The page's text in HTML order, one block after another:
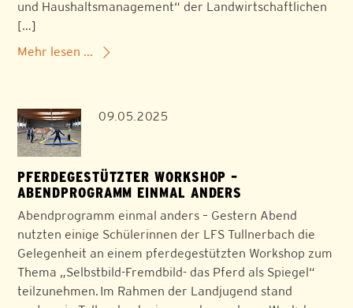
und Haushaltsmanagement“ der Landwirtschaftlichen
[…]
Mehr lesen ...
09.05.2025
PFERDEGESTÜTZTER WORKSHOP –
ABENDPROGRAMM EINMAL ANDERS
Abendprogramm einmal anders – Gestern Abend
nutzten einige Schülerinnen der LFS Tullnerbach die
Gelegenheit an einem pferdegestützten Workshop zum
Thema „Selbstbild-Fremdbild- das Pferd als Spiegel“
teilzunehmen. Im Rahmen der Landjugend stand